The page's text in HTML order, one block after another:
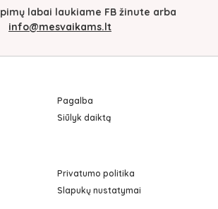
labai laukiame FB žinute arba
info@mesvaikams.lt
Pagalba
Siūlyk daiktą
Privatumo politika
Slapukų nustatymai